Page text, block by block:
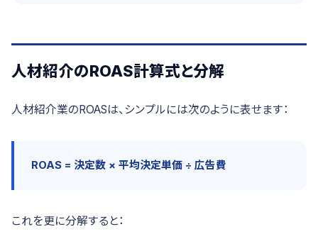
人材紹介のROAS計算式と分解
人材紹介業のROASは、シンプルには次のように表せます：
ROAS = 決定数 × 平均決定単価 ÷ 広告費
これを更に分解すると：